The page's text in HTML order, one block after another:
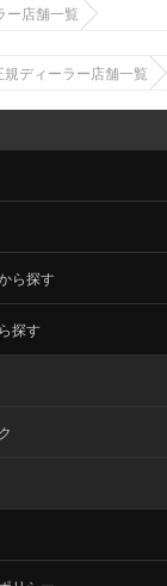
ー店舗一覧
ディーラー店舗一覧
ら探す
探す